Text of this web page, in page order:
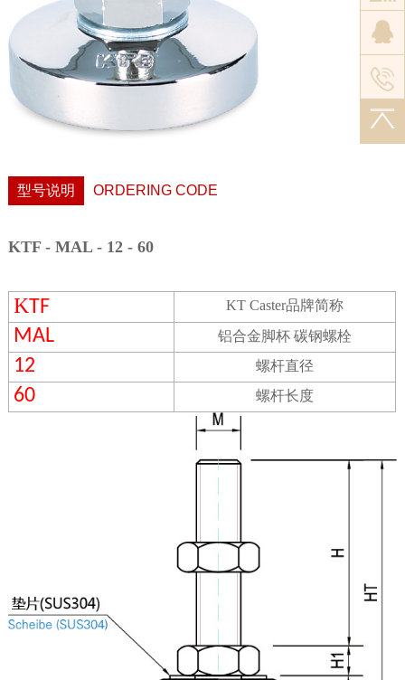
型号说明 ORDERING CODE
KTF - MAL - 12 - 60
KTF KT Caster品牌简称
MAL 铝合金脚杯 碳钢螺栓
12 螺杆直径
60 螺杆长度